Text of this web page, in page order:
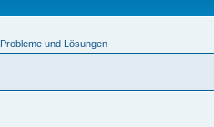
Probleme und Lösungen